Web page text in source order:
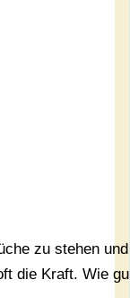
zu stehen
die Kraft. Wie